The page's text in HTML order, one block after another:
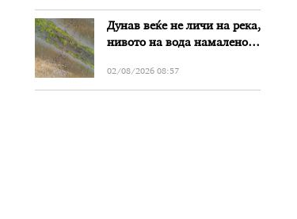
Дунав веќе не личи на река,
нивото на вода намалено
Бугарија
02/08/2026 08:57